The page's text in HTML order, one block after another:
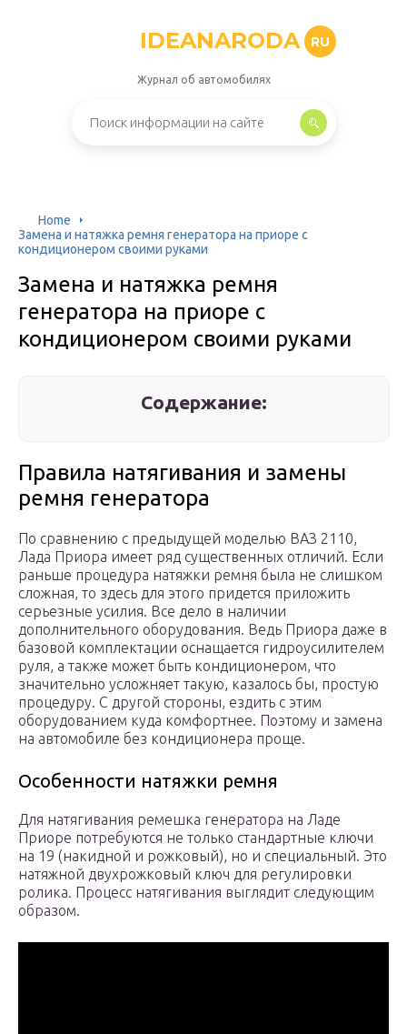
IDEANARODA RU
Журнал об автомобилях
Home
Замена и натяжка ремня генератора на приоре с
кондиционером своими руками
Замена и натяжка ремня
генератора на приоре с
кондиционером своими руками
Содержание:
Правила натягивания и замены
ремня генератора
По сравнению с предыдущей моделью ВАЗ 2110,
Лада Приора имеет ряд существенных отличий. Если
раньше процедура натяжки ремня была не слишком
сложная, то здесь для этого придется приложить
серьезные усилия. Все дело в наличии
дополнительного оборудования. Ведь Приора даже в
базовой комплектации оснащается гидроусилителем
руля, а также может быть кондиционером, что
значительно усложняет такую, казалось бы, простую
процедуру. С другой стороны, ездить с этим
оборудованием куда комфортнее. Поэтому и замена
на автомобиле без кондиционера проще.
Особенности натяжки ремня
Для натягивания ремешка генератора на Ладе
Приоре потребуются не только стандартные ключи
на 19 (накидной и рожковый), но и специальный. Это
натяжной двухрожковый ключ для регулировки
ролика. Процесс натягивания выглядит следующим
образом.